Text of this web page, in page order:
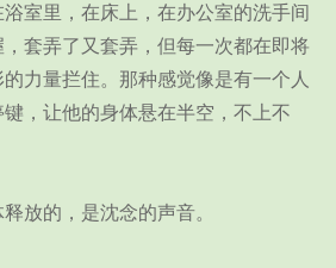
里，在床上，在办公室的洗手间
套弄了又套弄，但每一次都在即将
力量拦住。那种感觉像是有一个人
，让他的身体悬在半空，不上不
的，是沈念的声音。